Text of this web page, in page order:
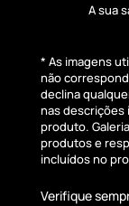
A sua
* As imagens
não
declina
nas descrições
produto.
produtos e
incluídos no
Verifique